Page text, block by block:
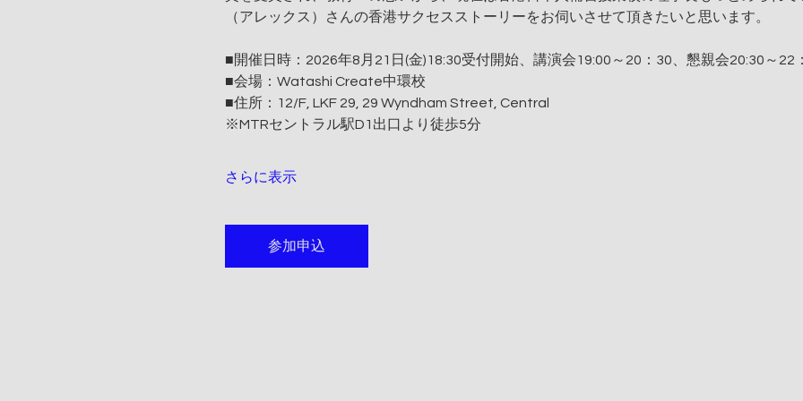
（アレックス）さんの香港サクセスストーリーをお伺いさせて頂きたいと思います。
■開催日時：2026年8月21日(金)18:30受付開始、講演会19:00～20：30、懇親会20:30～22
■会場：Watashi Create中環校
■住所：12/F, LKF 29, 29 Wyndham Street, Central
※MTRセントラル駅D1出口より徒歩5分
さらに表示
参加申込